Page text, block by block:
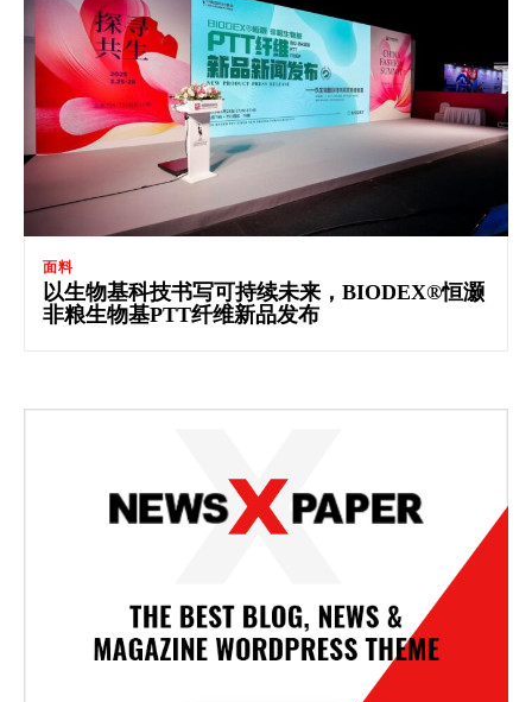
面料
以生物基科技书写可持续未来，BIODEX®恒灏
非粮生物基PTT纤维新品发布